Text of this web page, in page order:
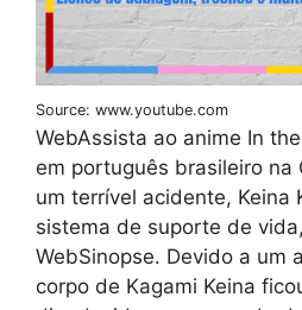
Source: www.youtube.com
WebAssista ao anime In
em português brasileiro na
um terrível acidente, Keina
sistema de suporte de
WebSinopse. Devido a um
corpo de Kagami Keina